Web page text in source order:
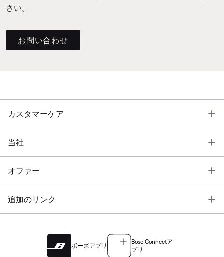
さい。
お問い合わせ
カスタマーケア
当社
オファー
追加のリンク
ボーズアプリ
Bose Connectア
プリ